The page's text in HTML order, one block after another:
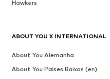
Hawkers
ABOUT YOU X INTERNATIONAL
About You Alemanha
About You Países Baixos (en)